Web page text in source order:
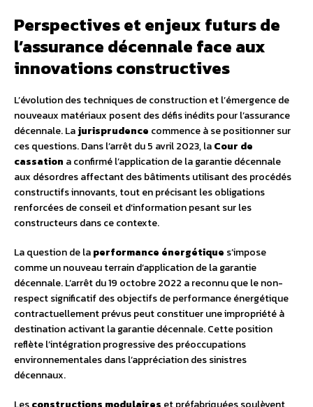
Perspectives et enjeux futurs de
l’assurance décennale face aux
innovations constructives
L’évolution des techniques de construction et l’émergence de
nouveaux matériaux posent des défis inédits pour l’assurance
décennale. Lajurisprudence commence à se positionner sur
ces questions. Dans l’arrêt du 5 avril 2023, laCour de
cassation a confirmé l’application de la garantie décennale
aux désordres affectant des bâtiments utilisant des procédés
constructifs innovants, tout en précisant les obligations
renforcées de conseil et d’information pesant sur les
constructeurs dans ce contexte.
La question de laperformance énergétique s’impose
comme un nouveau terrain d’application de la garantie
décennale. L’arrêt du 19 octobre 2022 a reconnu que le non-
respect significatif des objectifs de performance énergétique
contractuellement prévus peut constituer une impropriété à
destination activant la garantie décennale. Cette position
reflète l’intégration progressive des préoccupations
environnementales dans l’appréciation des sinistres
décennaux.